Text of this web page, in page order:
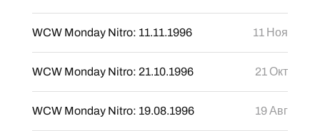
WCW Monday Nitro: 11.11.1996 11 Ноя
WCW Monday Nitro: 21.10.1996 21 Окт
WCW Monday Nitro: 19.08.1996 19 Авг